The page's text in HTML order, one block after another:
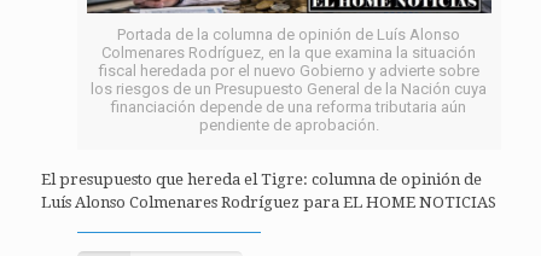
Portada de la columna de opinión de Luís Alonso
Colmenares Rodríguez, en la que examina la situación
fiscal heredada por el nuevo Gobierno y advierte sobre
los riesgos de un Presupuesto General de la Nación cuya
financiación depende de una reforma tributaria aún
pendiente de aprobación.
El presupuesto que hereda el Tigre: columna de opinión de
Luís Alonso Colmenares Rodríguez para EL HOME NOTICIAS